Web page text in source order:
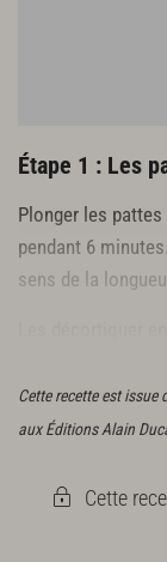
Étape 1 : Les
Plonger les pattes
pendant 6
sens de la
Cette recette est issue
aux Éditions Alain
Cette